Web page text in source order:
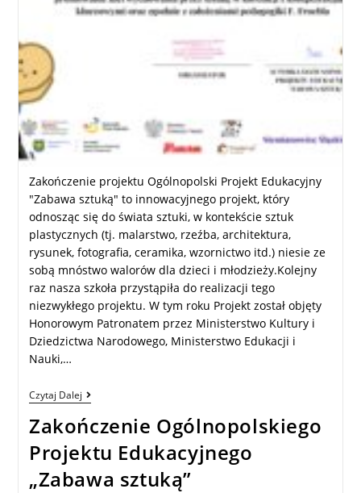
Zakończenie projektu Ogólnopolski Projekt Edukacyjny
"Zabawa sztuką" to innowacyjnego projekt, który
odnosząc się do świata sztuki, w kontekście sztuk
plastycznych (tj. malarstwo, rzeźba, architektura,
rysunek, fotografia, ceramika, wzornictwo itd.) niesie ze
sobą mnóstwo walorów dla dzieci i młodzieży.Kolejny
raz nasza szkoła przystąpiła do realizacji tego
niezwykłego projektu. W tym roku Projekt został objęty
Honorowym Patronatem przez Ministerstwo Kultury i
Dziedzictwa Narodowego, Ministerstwo Edukacji i
Nauki,…
Czytaj Dalej
Zakończenie Ogólnopolskiego
Projektu Edukacyjnego
„Zabawa sztuką”